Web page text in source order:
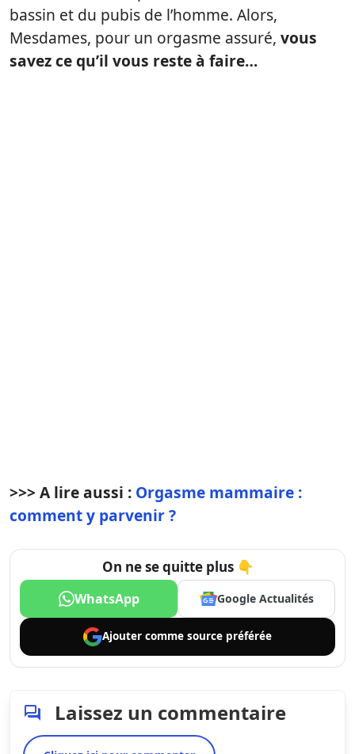
bassin et du pubis de l’homme. Alors,
Mesdames, pour un orgasme assuré, vous
savez ce qu’il vous reste à faire…
>>> A lire aussi : Orgasme mammaire :
comment y parvenir ?
On ne se quitte plus 👇
WhatsApp Google Actualités
Ajouter comme source préférée
Laissez un commentaire